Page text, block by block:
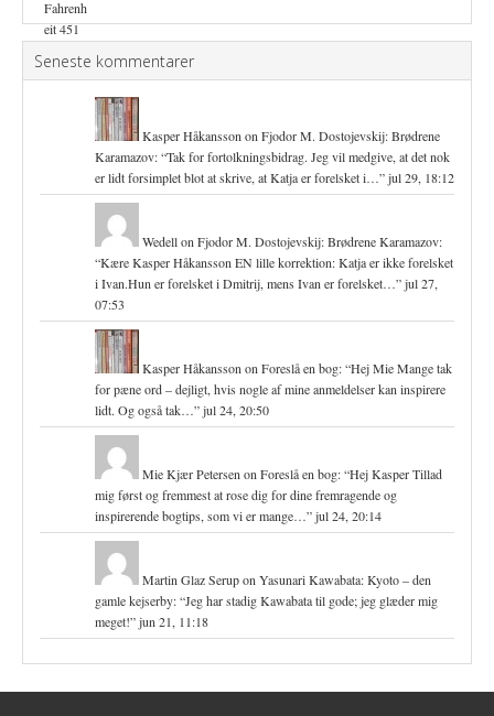
Seneste kommentarer
Kasper Håkansson on Fjodor M. Dostojevskij: Brødrene
Karamazov: “Tak for fortolkningsbidrag. Jeg vil medgive, at det nok
er lidt forsimplet blot at skrive, at Katja er forelsket i…”jul 29, 18:12
Wedellon Fjodor M. Dostojevskij: Brødrene Karamazov:
“Kære Kasper Håkansson EN lille korrektion: Katja er ikke forelsket
i Ivan.Hun er forelsket i Dmitrij, mens Ivan er forelsket…”jul 27,
07:53
Kasper Håkansson on Foreslå en bog: “Hej Mie Mange tak
for pæne ord – dejligt, hvis nogle af mine anmeldelser kan inspirere
lidt. Og også tak…”jul 24, 20:50
Mie Kjær Petersen on Foreslå en bog: “Hej Kasper Tillad
mig først og fremmest at rose dig for dine fremragende og
inspirerende bogtips, som vi er mange…”jul 24, 20:14
Martin Glaz Serupon Yasunari Kawabata: Kyoto – den
gamle kejserby: “Jeg har stadig Kawabata til gode; jeg glæder mig
meget!”jun 21, 11:18